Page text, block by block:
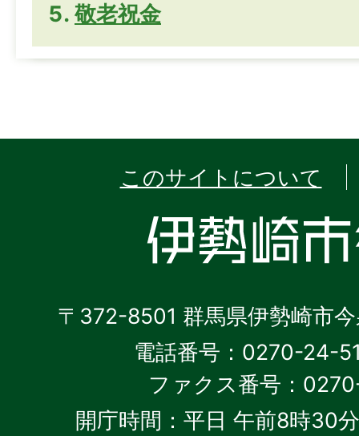
敬老祝金
このサイトについて
〒372-8501 群馬県伊勢崎市
電話番号：0270-24-
ファクス番号：
開庁時間：平日 午前8時30